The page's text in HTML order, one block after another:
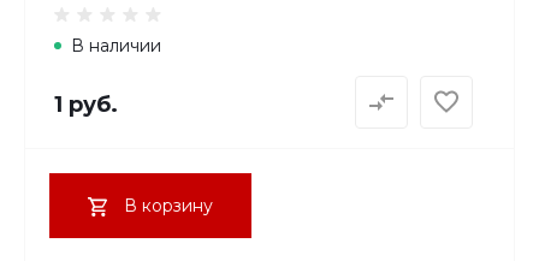
В наличии
1 руб.
В корзину